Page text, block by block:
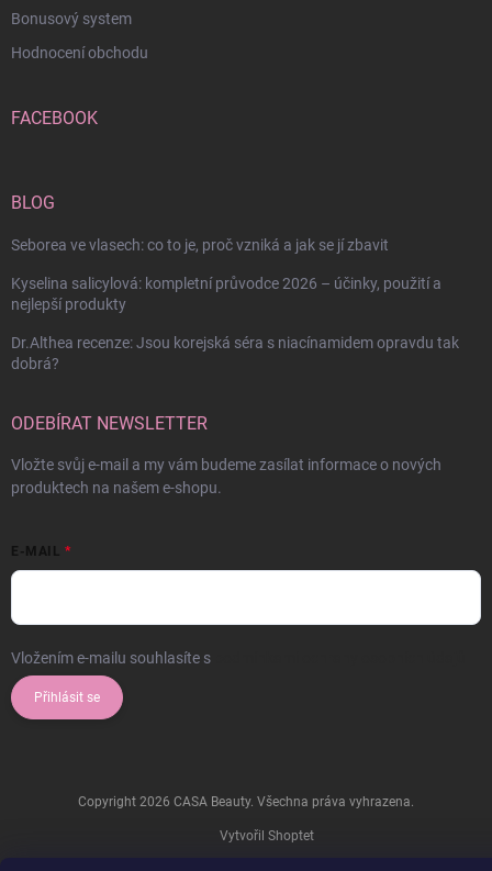
Bonusový system
Hodnocení obchodu
FACEBOOK
BLOG
Seborea ve vlasech: co to je, proč vzniká a jak se jí zbavit
Kyselina salicylová: kompletní průvodce 2026 – účinky, použití a
nejlepší produkty
Dr.Althea recenze: Jsou korejská séra s niacínamidem opravdu tak
dobrá?
ODEBÍRAT NEWSLETTER
Vložte svůj e-mail a my vám budeme zasílat informace o nových
produktech na našem e-shopu.
E-MAIL
Vložením e-mailu souhlasíte s
Přihlásit se
Vytvořil Shoptet
Copyright 2026 CASA Beauty. Všechna práva vyhrazena.